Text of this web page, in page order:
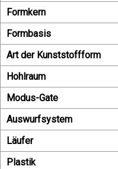
Formkern
Formbasis
Art der Kunststoffform
Hohlraum
Modus-Gate
Auswurfsystem
Läufer
Plastik